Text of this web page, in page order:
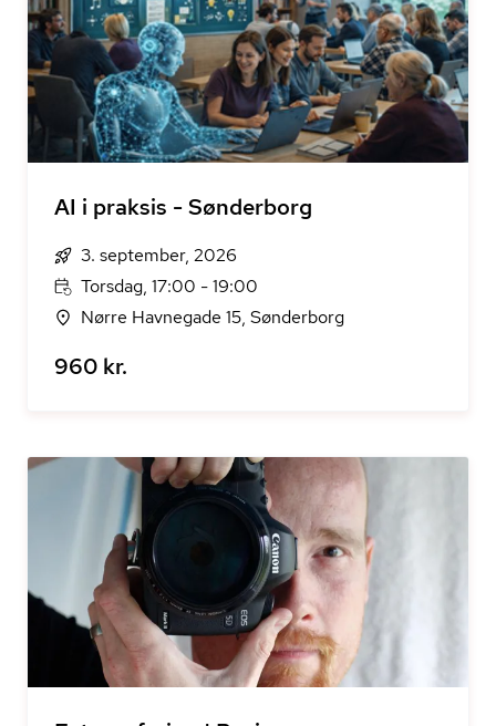
AI i praksis - Sønderborg
3. september, 2026
Torsdag, 17:00 - 19:00
Nørre Havnegade 15, Sønderborg
960 kr.